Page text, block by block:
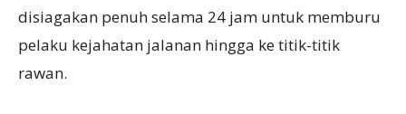
disiagakan penuh selama 24 jam untuk memburu
pelaku kejahatan jalanan hingga ke titik-titik
rawan.